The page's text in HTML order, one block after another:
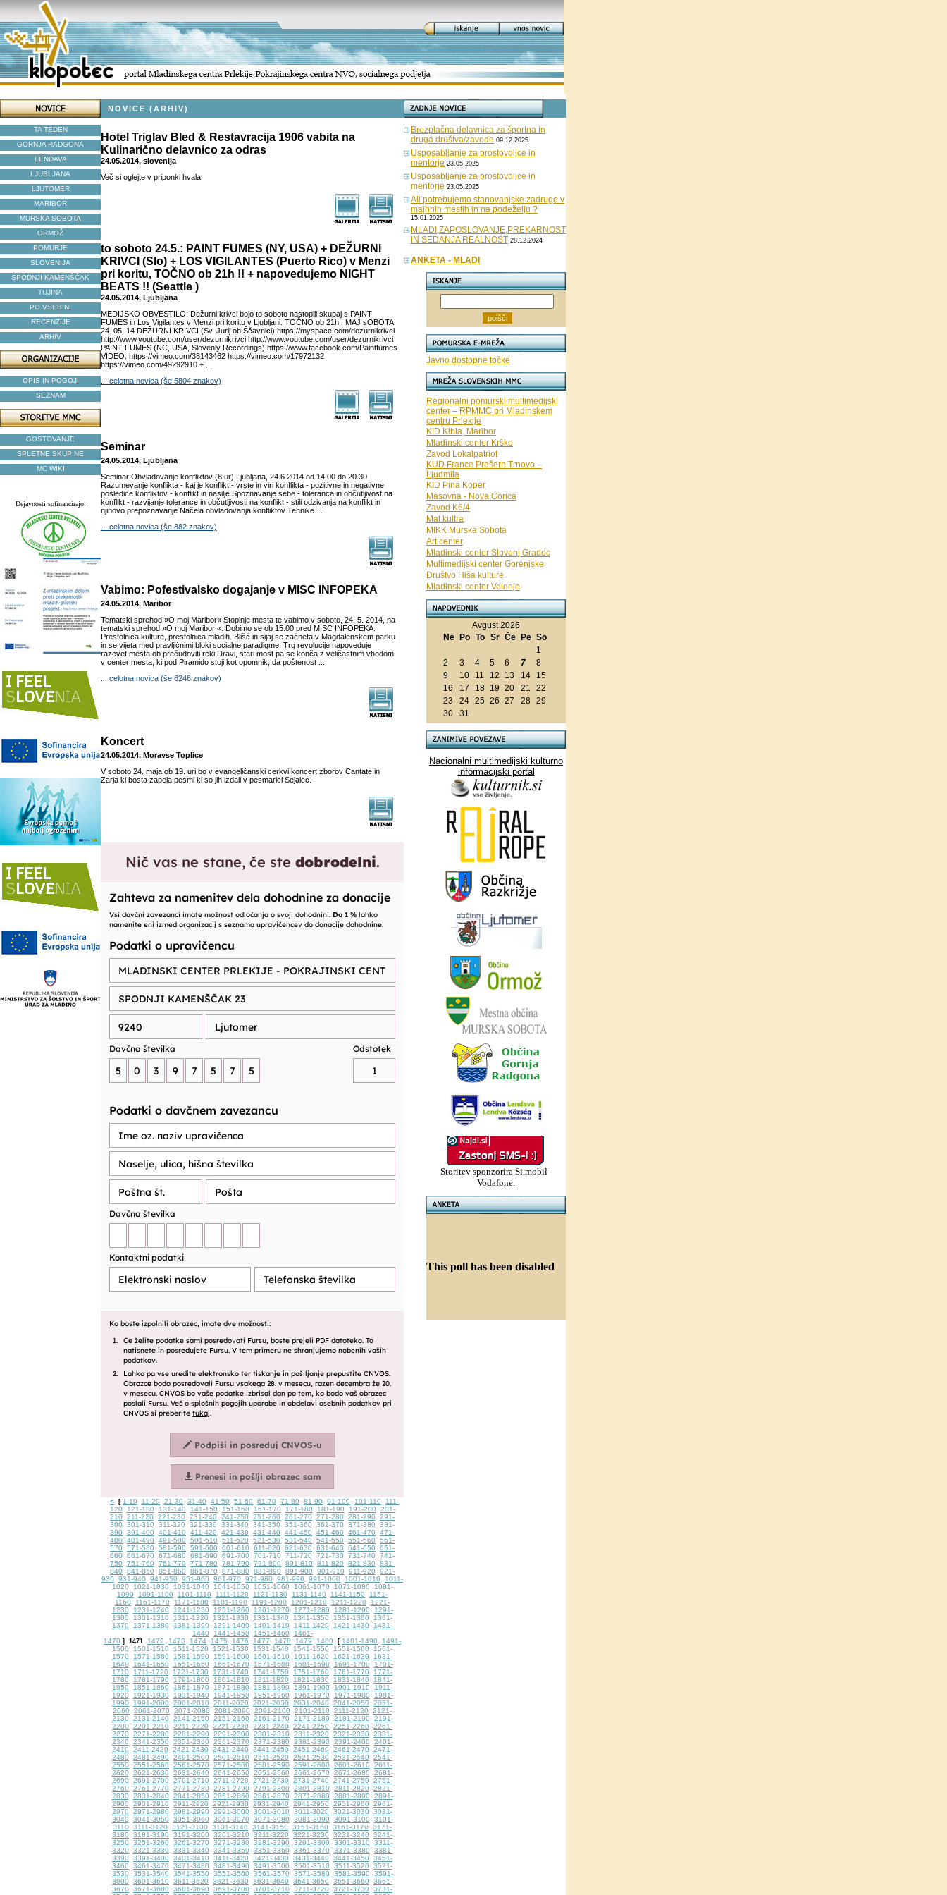
TA TEDEN
GORNJA RADGONA
LENDAVA
LJUBLJANA
LJUTOMER
MARIBOR
MURSKA SOBOTA
ORMOŽ
POMURJE
SLOVENIJA
SPODNJI KAMENŠČAK
TUJINA
PO VSEBINI
RECENZIJE
ARHIV
OPIS IN POGOJI
SEZNAM
GOSTOVANJE
SPLETNE SKUPINE
MC WIKI
Dejavnosti sofinancirajo:
NOVICE (ARHIV)
Hotel Triglav Bled & Restavracija 1906 vabita na
Kulinarično delavnico za odras
24.05.2014, slovenija
Več si oglejte v priponki hvala
to soboto 24.5.: PAINT FUMES (NY, USA) + DEŽURNI
KRIVCI (Slo) + LOS VIGILANTES (Puerto Rico) v Menzi
pri koritu, TOČNO ob 21h !! + napovedujemo NIGHT
BEATS !! (Seattle )
24.05.2014, Ljubljana
MEDIJSKO OBVESTILO: Dežurni krivci bojo to soboto nastopili skupaj s PAINT
FUMES in Los Vigilantes v Menzi pri koritu v Ljubljani. TOČNO ob 21h ! MAJ sOBOTA
24. 05. 14 DEŽURNI KRIVCI (Sv. Jurij ob Ščavnici) https://myspace.com/dezurnikrivci
http://www.youtube.com/user/dezurnikrivci http://www.youtube.com/user/dezurnikrivci
PAINT FUMES (NC, USA, Slovenly Recordings) https://www.facebook.com/Paintfumes
VIDEO: https://vimeo.com/38143462 https://vimeo.com/17972132
https://vimeo.com/49292910 + ...
... celotna novica (še 5804 znakov)
Seminar
24.05.2014, Ljubljana
Seminar Obvladovanje konfliktov (8 ur) Ljubljana, 24.6.2014 od 14.00 do 20.30
Razumevanje konflikta - kaj je konflikt - vrste in viri konflikta - pozitivne in negativne
posledice konfliktov - konflikt in nasilje Spoznavanje sebe - toleranca in občutljivost na
konflikt - razvijanje tolerance in občutljivosti na konflikt - stili odzivanja na konflikt in
njihovo prepoznavanje Načela obvladovanja konfliktov Tehnike ...
... celotna novica (še 882 znakov)
Vabimo: Pofestivalsko dogajanje v MISC INFOPEKA
24.05.2014, Maribor
Tematski sprehod »O moj Maribor« Stopinje mesta te vabimo v soboto, 24. 5. 2014, na
tematski sprehod »O moj Maribor!«. Dobimo se ob 15.00 pred MISC INFOPEKA.
Prestolnica kulture, prestolnica mladih. Blišč in sijaj se začneta v Magdalenskem parku
in se vijeta med pravljičnimi bloki socialne paradigme. Trg revolucije napoveduje
razcvet mesta ob prečudoviti reki Dravi, stari most pa se konča z veličastnim vhodom
v center mesta, ki pod Piramido stoji kot opomnik, da poštenost ...
... celotna novica (še 8246 znakov)
Koncert
24.05.2014, Moravse Toplice
V soboto 24. maja ob 19. uri bo v evangeličanski cerkvi koncert zborov Cantate in
Zarja ki bosta zapela pesmi ki so jih izdali v pesmarici Sejalec.
< [ 1-10 11-20 21-30 31-40 41-50 51-60 61-70 71-80 81-90 91-100 101-110
111-
120
121-130 131-140 141-150 151-160 161-170 171-180 181-190 191-200
201-
210
211-220 221-230 231-240 241-250 251-260 261-270 271-280 281-290
291-
300
301-310 311-320 321-330 331-340 341-350 351-360 361-370 371-380
381-
390
391-400 401-410 411-420 421-430 431-440 441-450 451-460 461-470
471-
480
481-490 491-500 501-510 511-520 521-530 531-540 541-550 551-560
561-
570
571-580 581-590 591-600 601-610 611-620 621-630 631-640 641-650
651-
660
661-670 671-680 681-690 691-700 701-710 711-720 721-730 731-740
741-
750
751-760 761-770 771-780 781-790 791-800 801-810 811-820 821-830
831-
840
841-850 851-860 861-870 871-880 881-890 891-900 901-910 911-920
921-
930
931-940 941-950 951-960 961-970 971-980 981-990 991-1000 1001-1010
1011-
1020
1021-1030 1031-1040 1041-1050 1051-1060 1061-1070 1071-1080
1081-
1090
1091-1100 1101-1110 1111-1120 1121-1130 1131-1140 1141-1150
1151-
1160
1161-1170 1171-1180 1181-1190 1191-1200 1201-1210 1211-1220
1221-
1230
1231-1240 1241-1250 1251-1260 1261-1270 1271-1280 1281-1290
1291-
1300
1301-1310 1311-1320 1321-1330 1331-1340 1341-1350 1351-1360
1361-
1370
1371-1380 1381-1390 1391-1400 1401-1410 1411-1420 1421-1430
1431-
1440
1441-1450 1451-1460
1461-
1470 ] 1471 1472 1473 1474 1475 1476 1477 1478 1479 1480 [ 1481-1490
1491-
1500
1501-1510 1511-1520 1521-1530 1531-1540 1541-1550 1551-1560
1561-
1570
1571-1580 1581-1590 1591-1600 1601-1610 1611-1620 1621-1630
1631-
1640
1641-1650 1651-1660 1661-1670 1671-1680 1681-1690 1691-1700
1701-
1710
1711-1720 1721-1730 1731-1740 1741-1750 1751-1760 1761-1770
1771-
1780
1781-1790 1791-1800 1801-1810 1811-1820 1821-1830 1831-1840
1841-
1850
1851-1860 1861-1870 1871-1880 1881-1890 1891-1900 1901-1910
1911-
1920
1921-1930 1931-1940 1941-1950 1951-1960 1961-1970 1971-1980
1981-
1990
1991-2000 2001-2010 2011-2020 2021-2030 2031-2040 2041-2050
2051-
2060
2061-2070 2071-2080 2081-2090 2091-2100 2101-2110 2111-2120
2121-
2130
2131-2140 2141-2150 2151-2160 2161-2170 2171-2180 2181-2190
2191-
2200
2201-2210 2211-2220 2221-2230 2231-2240 2241-2250 2251-2260
2261-
2270
2271-2280 2281-2290 2291-2300 2301-2310 2311-2320 2321-2330
2331-
2340
2341-2350 2351-2360 2361-2370 2371-2380 2381-2390 2391-2400
2401-
2410
2411-2420 2421-2430 2431-2440 2441-2450 2451-2460 2461-2470
2471-
2480
2481-2490 2491-2500 2501-2510 2511-2520 2521-2530 2531-2540
2541-
2550
2551-2560 2561-2570 2571-2580 2581-2590 2591-2600 2601-2610
2611-
2620
2621-2630 2631-2640 2641-2650 2651-2660 2661-2670 2671-2680
2681-
2690
2691-2700 2701-2710 2711-2720 2721-2730 2731-2740 2741-2750
2751-
2760
2761-2770 2771-2780 2781-2790 2791-2800 2801-2810 2811-2820
2821-
2830
2831-2840 2841-2850 2851-2860 2861-2870 2871-2880 2881-2890
2891-
2900
2901-2910 2911-2920 2921-2930 2931-2940 2941-2950 2951-2960
2961-
2970
2971-2980 2981-2990 2991-3000 3001-3010 3011-3020 3021-3030
3031-
3040
3041-3050 3051-3060 3061-3070 3071-3080 3081-3090 3091-3100
3101-
3110
3111-3120 3121-3130 3131-3140 3141-3150 3151-3160 3161-3170
3171-
3180
3181-3190 3191-3200 3201-3210 3211-3220 3221-3230 3231-3240
3241-
3250
3251-3260 3261-3270 3271-3280 3281-3290 3291-3300 3301-3310
3311-
3320
3321-3330 3331-3340 3341-3350 3351-3360 3361-3370 3371-3380
3381-
3390
3391-3400 3401-3410 3411-3420 3421-3430 3431-3440 3441-3450
3451-
3460
3461-3470 3471-3480 3481-3490 3491-3500 3501-3510 3511-3520
3521-
3530
3531-3540 3541-3550 3551-3560 3561-3570 3571-3580 3581-3590
3591-
3600
3601-3610 3611-3620 3621-3630 3631-3640 3641-3650 3651-3660
3661-
3670
3671-3680 3681-3690 3691-3700 3701-3710 3711-3720 3721-3730
3731-
Brezplačna delavnica za športna in
druga društva/zavode 09.12.2025
Usposabljanje za prostovoljce in
mentorje 23.05.2025
Usposabljanje za prostovoljce in
mentorje 23.05.2025
Ali potrebujemo stanovanjske zadruge v
majhnih mestih in na podeželju ?
15.01.2025
MLADI,ZAPOSLOVANJE,PREKARNOST
IN SEDANJA REALNOST 28.12.2024
ANKETA - MLADI
Javno dostopne točke
Regionalni pomurski multimedijski
center – RPMMC pri Mladinskem
centru Prlekije
KID Kibla, Maribor
Mladinski center Krško
Zavod Lokalpatriot
KUD France Prešern Trnovo –
Ljudmila
KID Pina Koper
Masovna - Nova Gorica
Zavod K6/4
Mat kultra
MIKK Murska Sobota
Art center
Mladinski center Slovenj Gradec
Multimedijski center Gorenjske
Društvo Hiša kulture
Mladinski center Velenje
Avgust 2026
Ne
Po To Sr Če Pe So
1
2
3 4 5 6 7
8
9
10 11 12 13 14
15
16
17 18 19 20 21
22
23
24 25 26 27 28 29
30
31
Nacionalni multimedijski kulturno
informacijski portal
Storitev sponzorira Si.mobil -
Vodafone.
This poll has been disabled